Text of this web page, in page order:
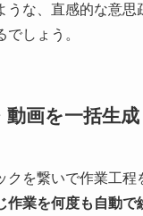
な、直感的な意
しょう。
画を一括生成
を繋いで作業工
作業を何度も自動で